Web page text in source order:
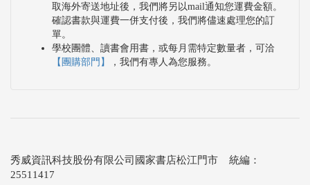
取海外寄送地址後，我們將另以mail通知您運費金額。
確認書款與運費一併支付後，我們將儘速處理您的訂
單。
學校團體、讀書會用書，或每月需特定數量者，可洽
【團購部門】
，我們有專人為您服務。
秀威資訊科技股份有限公司國家書店松江門市 統編：
25511417